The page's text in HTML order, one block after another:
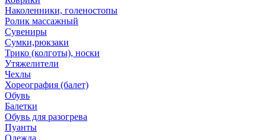
Наколенники, голеностопы
Ролик массажный
Сувениры
Сумки,рюкзаки
Трико (колготы), носки
Утяжелители
Чехлы
Хореография (балет)
Обувь
Балетки
Обувь для разогрева
Пуанты
Одежда